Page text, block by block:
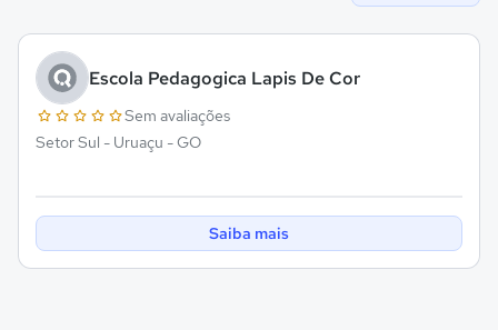
Escola Pedagogica Lapis De Cor
Sem avaliações
Setor Sul - Uruaçu - GO
Saiba mais